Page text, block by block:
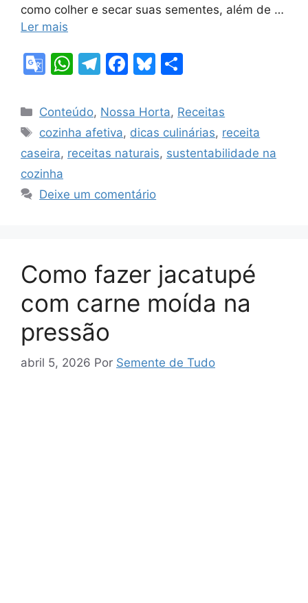
como colher e secar suas sementes, além de …
Ler mais
G
o
gl
e
Tr
a
e
W
at
s
A
p
T
e
gr
a
F
c
e
b
o
Bl
e
s
k
ar
e
Categorias
Conteúdo, Nossa Horta, Receitas
Tags
cozinha afetiva, dicas culinárias, receita
caseira, receitas naturais, sustentabilidade na
cozinha
Deixe um comentário
Como fazer jacatupé
com carne moída na
pressão
abril 5, 2026 Por Semente de Tudo